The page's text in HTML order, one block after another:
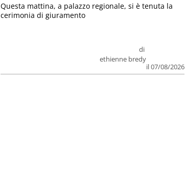
di
ethienne bredy
il 07/08/2026
Questa mattina, a palazzo regionale, si è tenuta la
cerimonia di giuramento